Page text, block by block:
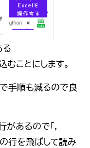
る
ことにします。
手順も減るので良
があるので「,
行を飛ばして読み